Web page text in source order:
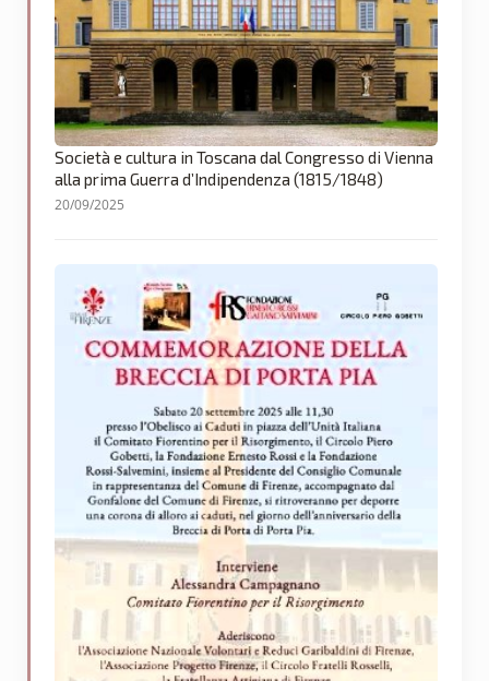
Società e cultura in Toscana dal Congresso di Vienna
alla prima Guerra d’Indipendenza (1815/1848)
20/09/2025